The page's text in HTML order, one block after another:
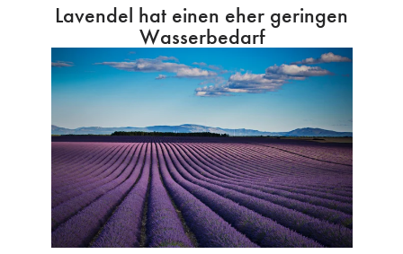
Lavendel hat einen eher geringen
Wasserbedarf